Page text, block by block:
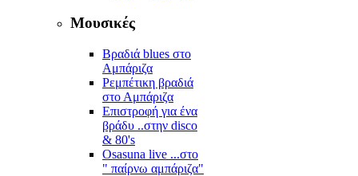
Μουσικές
Βραδιά blues στο
Αμπάριζα
Ρεμπέτικη βραδιά
στο Αμπάριζα
Επιστροφή για ένα
βράδυ ..στην disco
& 80's
Osasuna live ...στο
" παίρνω αμπάριζα"